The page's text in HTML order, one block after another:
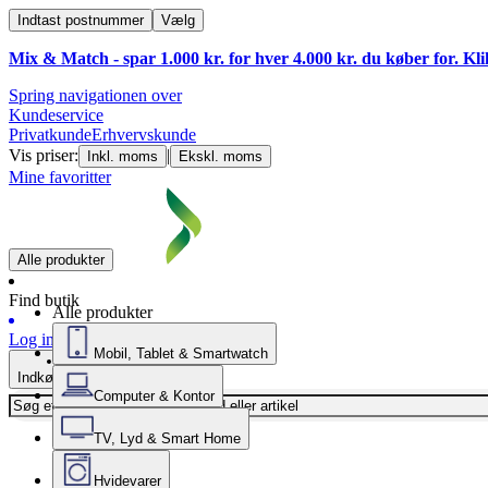
Indtast postnummer Vælg
Mix & Match - spar 1.000 kr. for hver 4.000 kr. du køber for.
Spring navigationen over
Kundeservice
PrivatkundeErhvervskunde
Vis priser:
Inkl. moms | Ekskl. moms
Mine favoritter
Alle produkter
Find butik
Log ind
Indkøbskurv
Alle produkter
Mobil, Tablet & Smartwatch
Computer & Kontor
TV, Lyd & Smart Home
Hvidevarer